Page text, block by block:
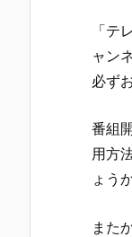
「テ
ャン
必ず
番組
用方
ょうか
また